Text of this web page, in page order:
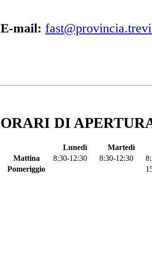
E-mail:
ORARI DI
Lunedì
Martedì
Mattina
8:30-12:30 8:30-12:30
Pomeriggio